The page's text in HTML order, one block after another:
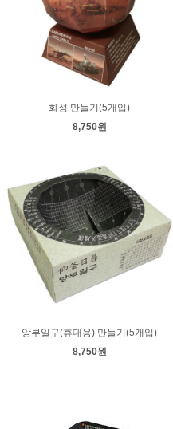
화성 만들기(5개입)
8,750원
앙부일구(휴대용) 만들기(5개입)
8,750원